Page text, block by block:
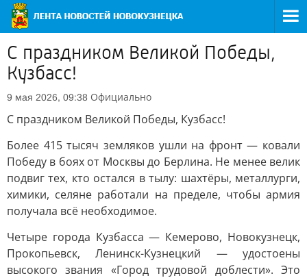
С праздником Великой Победы,
Кузбасс!
9 мая 2026, 09:38 Официально
С праздником Великой Победы, Кузбасс!
Более 415 тысяч земляков ушли на фронт — ковали
Победу в боях от Москвы до Берлина. Не менее велик
подвиг тех, кто остался в тылу: шахтёры, металлурги,
химики, селяне работали на пределе, чтобы армия
получала всё необходимое.
Четыре города Кузбасса — Кемерово, Новокузнецк,
Прокопьевск, Ленинск-Кузнецкий — удостоены
высокого звания «Город трудовой доблести». Это